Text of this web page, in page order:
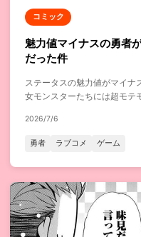
コミック
魅力値マイナスの勇者
だった件
ステータスの魅力値がマイ
女モンスターたちには超モテ
2026/7/6
勇者 ラブコメ ゲーム